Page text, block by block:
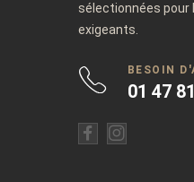
sélectionnées pour
exigeants.
BESOIN
01 47